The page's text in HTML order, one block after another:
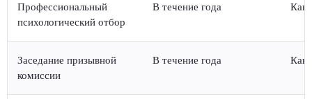
Профессиональный
психологический отбор
В течение года
Заседание призывной
комиссии
В течение года